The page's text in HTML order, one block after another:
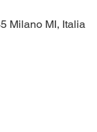
Milano MI, Italia